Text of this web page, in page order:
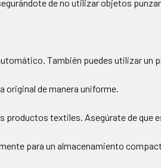
de no utilizar objetos
También puedes utilizar un
original de manera uniforme.
productos textiles. Asegúrate de que
para un almacenamiento